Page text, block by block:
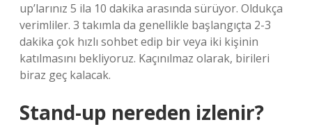
up’larınız 5 ila 10 dakika arasında sürüyor. Oldukça
verimliler. 3 takımla da genellikle başlangıçta 2-3
dakika çok hızlı sohbet edip bir veya iki kişinin
katılmasını bekliyoruz. Kaçınılmaz olarak, birileri
biraz geç kalacak.
Stand-up nereden izlenir?